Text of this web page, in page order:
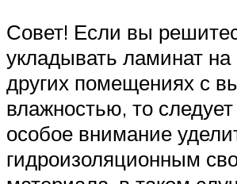
Совет! Если вы
укладывать ламинат на
других помещениях с
влажностью, то
особое внимание
гидроизоляционным